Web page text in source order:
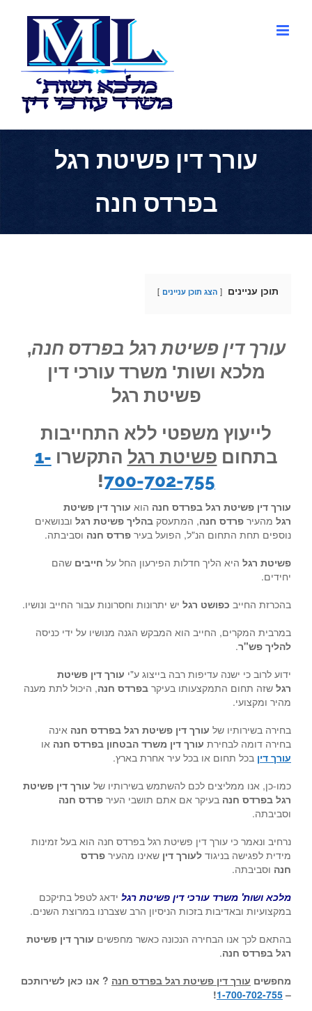
עורך דין פשיטת רגל
בפרדס חנה
תוכן עניינים הצג תוכן עניינים
עורך דין פשיטת רגל בפרדס חנה,
מלכא ושות' משרד עורכי דין
פשיטת רגל
לייעוץ משפטי ללא התחייבות
בתחום פשיטת רגל התקשרו 1-
700-702-755
!
עורך דין פשיטת רגל בפרדס חנה הוא עורך דין פשיטת
רגל מהעיר פרדס חנה, המתעסק בהליך פשיטת רגל ובנושאים
נוספים תחת התחום הנ"ל, הפועל בעיר פרדס חנה וסביבתה.
פשיטת רגל היא הליך חדלות הפירעון החל על חייבים שהם
יחידים.
בהכרזת החייב כפושט רגל יש יתרונות וחסרונות עבור החייב ונושיו.
במרבית המקרים, החייב הוא המבקש הגנה מנושיו על ידי כניסה
להליך פש"ר.
ידוע לרוב כי ישנה עדיפות רבה בייצוג ע"י עורך דין פשיטת
רגל שזה תחום התמקצעותו בעיקר בפרדס חנה, היכול לתת מענה
מהיר ומקצועי.
בחירה בשירותיו של עורך דין פשיטת רגל בפרדס חנה אינה
בחירה דומה לבחירת עורך דין משרד הבטחון בפרדס חנה או
עורך דין בכל תחום או בכל עיר אחרת בארץ.
כמו-כן, אנו ממליצים לכם להשתמש בשירותיו של עורך דין פשיטת
רגל בפרדס חנה בעיקר אם אתם תושבי העיר פרדס חנה
וסביבתה.
נרחיב ונאמר כי עורך דין פשיטת רגל בפרדס חנה הוא בעל זמינות
מידית לפגישה בניגוד לעורך דין שאינו מהעיר פרדס
חנה וסביבתה.
מלכא ושות' משרד עורכי דין פשיטת רגל ידאג לטפל בתיקכם
במקצועיות ובאדיבות בזכות הניסיון הרב שצברנו במרוצת השנים.
בהתאם לכך אנו הבחירה הנכונה כאשר מחפשים עורך דין פשיטת
רגל בפרדס חנה.
מחפשים עורך דין פשיטת רגל בפרדס חנה ? אנו כאן לשירותכם
–
1-700-702-755
!